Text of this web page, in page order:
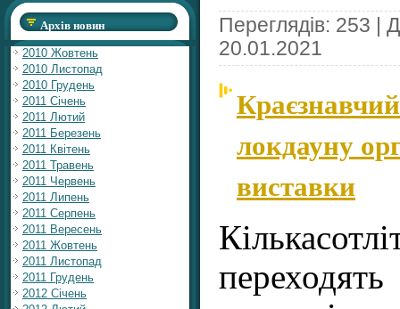
Архів новин
2010 Жовтень
2010 Листопад
2010 Грудень
2011 Січень
2011 Лютий
2011 Березень
2011 Квітень
2011 Травень
2011 Червень
2011 Липень
2011 Серпень
2011 Вересень
2011 Жовтень
2011 Листопад
2011 Грудень
2012 Січень
Переглядів: 253 |
20.01.2021
локдауну
виставки